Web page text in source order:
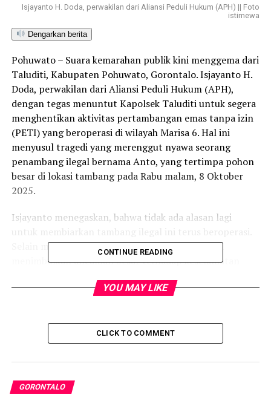
Isjayanto H. Doda, perwakilan dari Aliansi Peduli Hukum (APH) || Foto
istimewa
Dengarkan berita
Pohuwato – Suara kemarahan publik kini menggema dari
Taluditi, Kabupaten Pohuwato, Gorontalo. Isjayanto H.
Doda, perwakilan dari Aliansi Peduli Hukum (APH),
dengan tegas menuntut Kapolsek Taluditi untuk segera
menghentikan aktivitas pertambangan emas tanpa izin
(PETI) yang beroperasi di wilayah Marisa 6. Hal ini
menyusul tragedi yang merenggut nyawa seorang
penambang ilegal bernama Anto, yang tertimpa pohon
besar di lokasi tambang pada Rabu malam, 8 Oktober
2025.
Isjayanto menegaskan, bahwa tidak ada alasan lagi
Selain melanggar hukum, pertambangan ini juga
menimbulkan ancaman besar terhadap keselamatan
aparat kepolisian untuk tidak tinggal diam, dan segera
“Pertambangan di Taluditi harus dihentikan.
Pemerintah desa dan kecamatan harus berani bersikap
manusia. Banjir dan longsor sering terjadi di wilayah ini,
CONTINUE READING
YOU MAY LIKE
CLICK TO COMMENT
GORONTALO